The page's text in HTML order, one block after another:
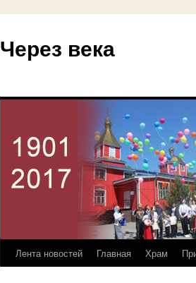
Через века
Перейти
Лента новостей Главная Храм